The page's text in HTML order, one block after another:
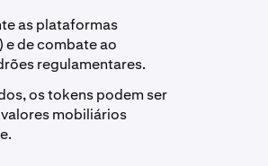
as plataformas
e de combate ao
regulamentares.
os tokens podem ser
mobiliários